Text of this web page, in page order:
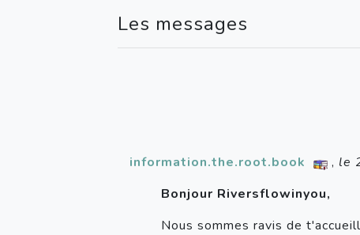
Les messages
information.the.root.book , le
Bonjour Riversflowinyou,
Nous sommes ravis de